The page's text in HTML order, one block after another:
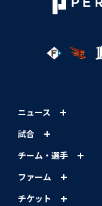
ニュース
試合
チーム・選手
ファーム
チケット